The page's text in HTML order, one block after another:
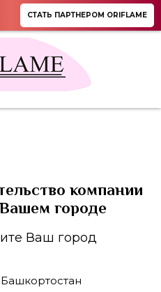
СТАТЬ ПАРТНЕРОМ ORIFLAME
компании
городе
Ваш город